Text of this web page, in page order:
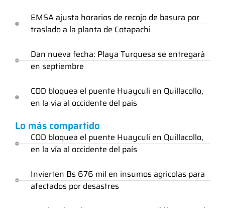
EMSA ajusta horarios de recojo de basura por
traslado a la planta de Cotapachi
Dan nueva fecha: Playa Turquesa se entregará
en septiembre
COD bloquea el puente Huayculi en Quillacollo,
en la vía al occidente del país
Lo más compartido
COD bloquea el puente Huayculi en Quillacollo,
en la vía al occidente del país
Invierten Bs 676 mil en insumos agrícolas para
afectados por desastres